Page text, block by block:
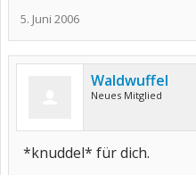
5. Juni 2006
Waldwuffel
Neues Mitglied
*knuddel* für dich.